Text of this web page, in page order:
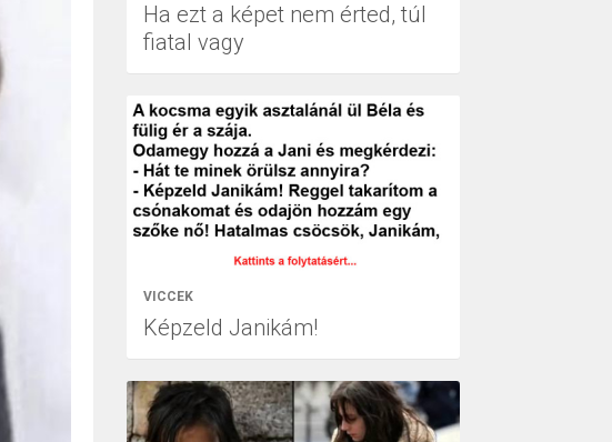
Ha ezt a képet nem érted, túl
fiatal vagy
VICCEK
Képzeld Janikám!